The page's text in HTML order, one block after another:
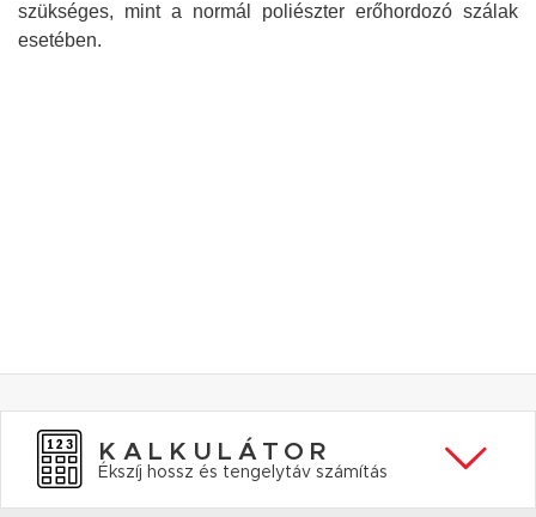
szükséges, mint a normál poliészter erőhordozó szálak
esetében.
KALKULÁTOR
Ékszíj hossz és tengelytáv számítás